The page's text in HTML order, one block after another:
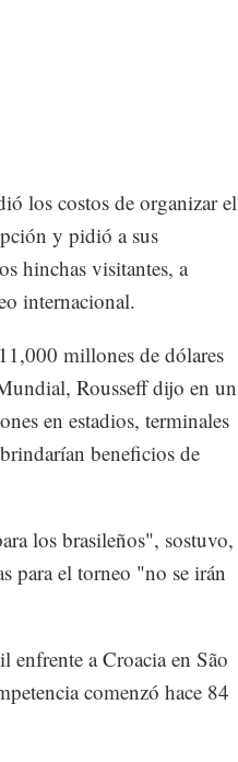
los costos de organizar el
y pidió a sus
hinchas visitantes, a
internacional.
millones de dólares
Rousseff dijo en un
en estadios, terminales
beneficios de
los brasileños", sostuvo,
para el torneo "no se irán
enfrente a Croacia en São
comenzó hace 84